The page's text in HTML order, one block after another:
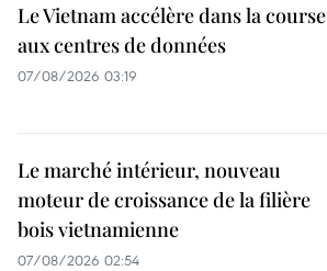
Le Vietnam accélère dans la course
aux centres de données
07/08/2026 03:19
Le marché intérieur, nouveau
moteur de croissance de la filière
bois vietnamienne
07/08/2026 02:54